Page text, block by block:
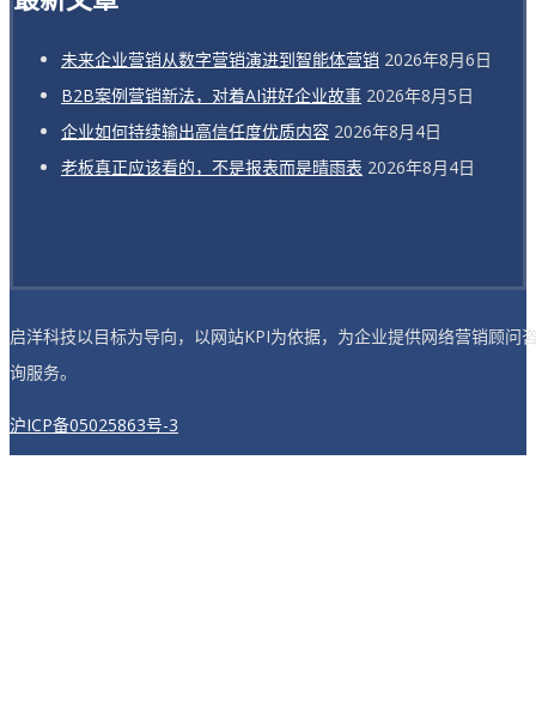
未来企业营销从数字营销演进到智能体营销 2026年8月6日
B2B案例营销新法，对着AI讲好企业故事 2026年8月5日
企业如何持续输出高信任度优质内容 2026年8月4日
老板真正应该看的，不是报表而是晴雨表 2026年8月4日
启洋科技以目标为导向，以网站KPI为依据，为企业提供网络营销顾问
询服务。
沪ICP备05025863号-3